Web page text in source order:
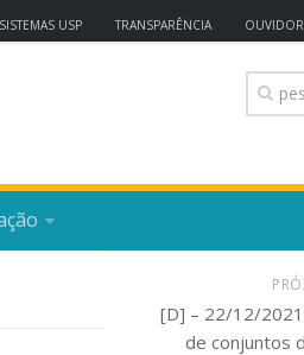
SISTEMAS USP TRANSPARÊNCIA
[D] – 22/12/
de conjuntos